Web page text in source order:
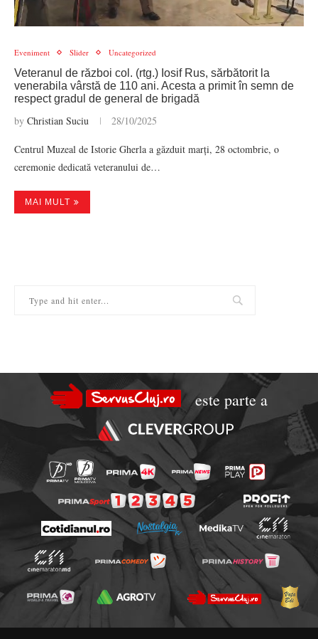
Eveniment Slider Uncategorized
Veteranul de război col. (rtg.) Iosif Rus, sărbătorit la
venerabila vârstă de 110 ani. Acesta a primit în semn de
respect gradul de general de brigadă
by Christian Suciu 28/10/2025
Centrul Muzeal de Istorie Gherla a găzduit marți, 28 octombrie, o
ceremonie dedicată veteranului de…
MAI MULT
este parte a